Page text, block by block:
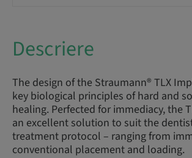
Descriere
The design of the Straumann® TLX
key biological principles of hard and
healing. Perfected for immediacy, the
an excellent solution to suit the
treatment protocol – ranging from
conventional placement and loading.